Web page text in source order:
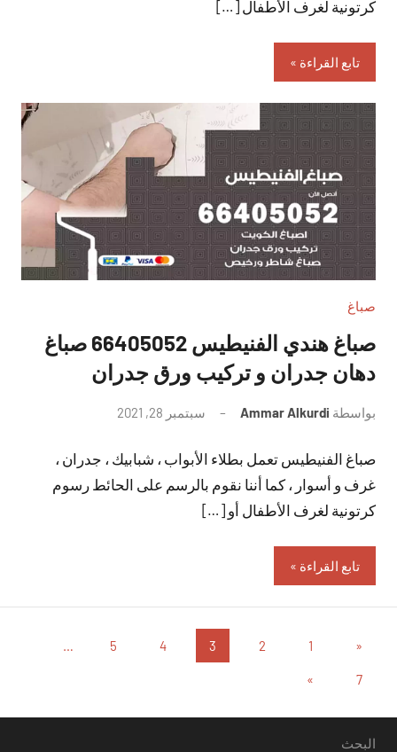
كرتونية لغرف الأطفال […]
تابع القراءة
صباغ
صباغ هندي الفنيطيس 66405052 صباغ
دهان جدران و تركيب ورق جدران
بواسطة Ammar Alkurdi سبتمبر 28, 2021
تعليقات
صباغ الفنيطيس تعمل بطلاء الأبواب ، شبابيك ، جدران ،
غرف و أسوار ، كما أننا نقوم بالرسم على الحائط رسوم
كرتونية لغرف الأطفال أو […]
تابع القراءة
تعدد
صفحات
المقالات
« المقالات
1
2
3
4
5
…
7
المقالات
»
البحث